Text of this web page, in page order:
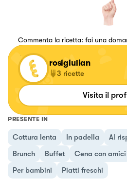
Commenta la ricetta: fai una
rosigiulian
3 ricette
Visita il
PRESENTE IN
Cottura lenta In padella Al
Brunch
Buffet Cena con amici
Per bambini
Piatti freschi